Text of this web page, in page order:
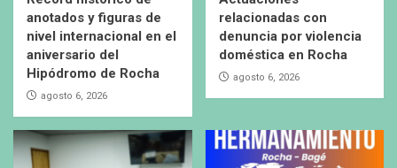
anotados y figuras de
nivel internacional en el
aniversario del
Hipódromo de Rocha
agosto 6, 2026
relacionadas con
denuncia por violencia
doméstica en Rocha
agosto 6, 2026